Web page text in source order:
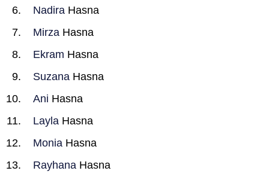
Nadira Hasna
Mirza Hasna
Ekram Hasna
Suzana Hasna
Ani Hasna
Layla Hasna
Monia Hasna
Rayhana Hasna